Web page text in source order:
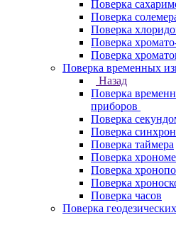
Поверка
Поверка
Поверка
Поверка
Поверка
Поверка временных
Назад
Поверка
приборов
Поверка
Поверка
Поверка таймера
Поверка
Поверка
Поверка
Поверка часов
Поверка